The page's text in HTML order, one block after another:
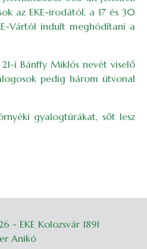
az EKE-irodától, a 17 és 30
Vártól indult meghódítani a
i Bánffy Miklós nevét viselő
pedig három útvonal
gyalogtúrákat, sőt lesz
- EKE Kolozsvár 1891
Anikó